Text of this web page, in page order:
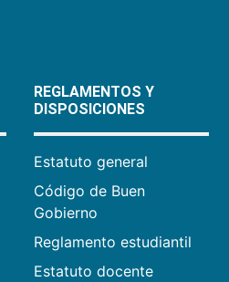
REGLAMENTOS Y
DISPOSICIONES
Estatuto general
Código de Buen
Gobierno
Reglamento estudiantil
Estatuto docente